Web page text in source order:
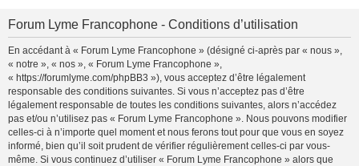
Forum Lyme Francophone - Conditions d’utilisation
En accédant à « Forum Lyme Francophone » (désigné ci-après par « nous »,
« notre », « nos », « Forum Lyme Francophone »,
« https://forumlyme.com/phpBB3 »), vous acceptez d’être légalement
responsable des conditions suivantes. Si vous n’acceptez pas d’être
légalement responsable de toutes les conditions suivantes, alors n’accédez
pas et/ou n’utilisez pas « Forum Lyme Francophone ». Nous pouvons modifier
celles-ci à n’importe quel moment et nous ferons tout pour que vous en soyez
informé, bien qu’il soit prudent de vérifier régulièrement celles-ci par vous-
même. Si vous continuez d’utiliser « Forum Lyme Francophone » alors que